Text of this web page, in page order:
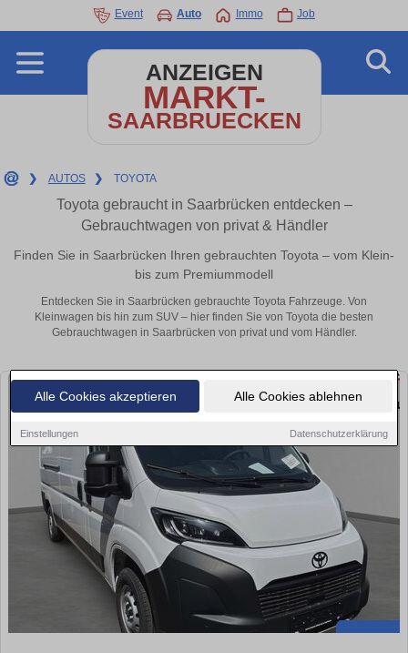
Alle Cookies akzeptieren Alle Cookies ablehnen
Einstellungen Datenschutzerklärung
Event Auto Immo Job
ANZEIGEN
MARKT-
SAARBRUECKEN
❯ AUTOS ❯ TOYOTA
Toyota gebraucht in Saarbrücken entdecken –
Gebrauchtwagen von privat & Händler
Finden Sie in Saarbrücken Ihren gebrauchten Toyota – vom Klein-
bis zum Premiummodell
Entdecken Sie in Saarbrücken gebrauchte Toyota Fahrzeuge. Von
Kleinwagen bis hin zum SUV – hier finden Sie von Toyota die besten
Gebrauchtwagen in Saarbrücken von privat und vom Händler.